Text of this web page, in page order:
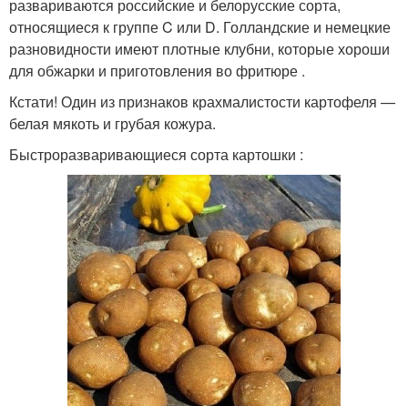
развариваются российские и белорусские сорта,
относящиеся к группе C или D. Голландские и немецкие
разновидности имеют плотные клубни, которые хороши
для обжарки и приготовления во фритюре .
Кстати! Один из признаков крахмалистости картофеля —
белая мякоть и грубая кожура.
Быстроразваривающиеся сорта картошки :